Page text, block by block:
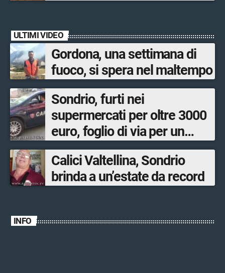
ULTIMI VIDEO
Gordona, una settimana di
fuoco, si spera nel maltempo
Sondrio, furti nei
supermercati per oltre 3000
euro, foglio di via per un
ventinovenne
Calici Valtellina, Sondrio
brinda a un’estate da record
INFO